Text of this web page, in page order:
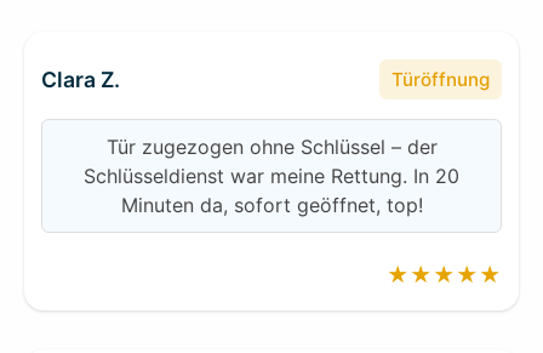
Clara Z. Türöffnung
Tür zugezogen ohne Schlüssel – der
Schlüsseldienst war meine Rettung. In 20
Minuten da, sofort geöffnet, top!
★★★★★